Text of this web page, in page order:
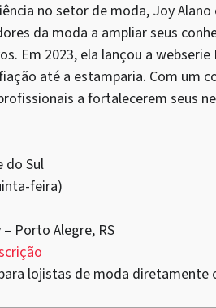
no setor de moda, Joy
da moda a ampliar seus
Em 2023, ela lançou a
até a estamparia. Com um
a fortalecerem seus
do Sul
feira)
Porto Alegre, RS
lojistas de moda